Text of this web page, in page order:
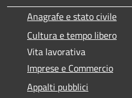
Anagrafe e stato civile
Cultura e tempo libero
Vita lavorativa
Imprese e Commercio
Appalti pubblici